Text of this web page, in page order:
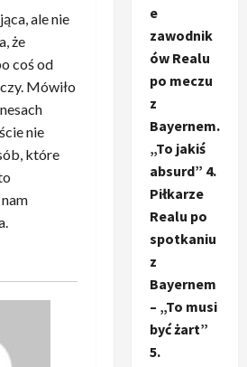
ale nie
że
coś od
Mówiło
nie
które
e
zawodnik
ów Realu
po meczu
z
Bayernem.
„To jakiś
absurd” 4.
Piłkarze
Realu po
spotkaniu
z
Bayernem
– „To musi
być żart”
5.